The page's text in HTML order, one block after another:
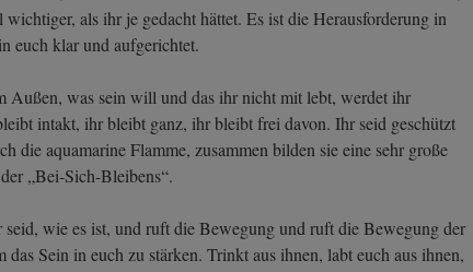
als ihr je gedacht hättet. Es ist die Herausforderung in
euch klar und aufgerichtet.
Außen, was sein will und das ihr nicht mit lebt, werdet ihr
intakt, ihr bleibt ganz, ihr bleibt frei davon. Ihr seid geschützt
die aquamarine Flamme, zusammen bilden sie eine sehr große
„Bei-Sich-Bleibens“.
seid, wie es ist, und ruft die Bewegung und ruft die Bewegung der
Sein in euch zu stärken. Trinkt aus ihnen, labt euch aus ihnen,